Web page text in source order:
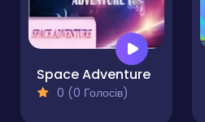
Space Adventure
0 (0 Голосів)